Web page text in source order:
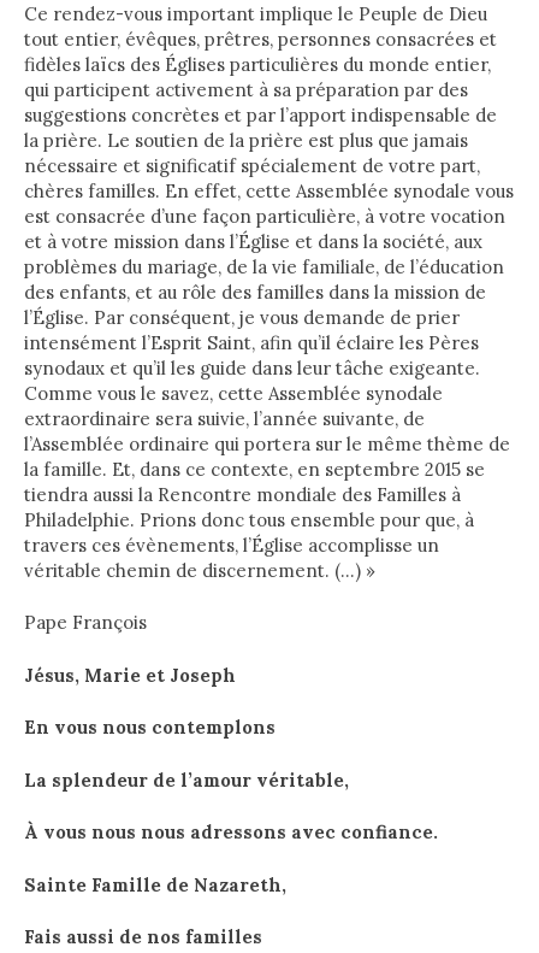
Ce rendez-vous important implique le Peuple de Dieu
tout entier, évêques, prêtres, personnes consacrées et
fidèles laïcs des Églises particulières du monde entier,
qui participent activement à sa préparation par des
suggestions concrètes et par l’apport indispensable de
la prière. Le soutien de la prière est plus que jamais
nécessaire et significatif spécialement de votre part,
chères familles. En effet, cette Assemblée synodale vous
est consacrée d’une façon particulière, à votre vocation
et à votre mission dans l’Église et dans la société, aux
problèmes du mariage, de la vie familiale, de l’éducation
des enfants, et au rôle des familles dans la mission de
l’Église. Par conséquent, je vous demande de prier
intensément l’Esprit Saint, afin qu’il éclaire les Pères
synodaux et qu’il les guide dans leur tâche exigeante.
Comme vous le savez, cette Assemblée synodale
extraordinaire sera suivie, l’année suivante, de
l’Assemblée ordinaire qui portera sur le même thème de
la famille. Et, dans ce contexte, en septembre 2015 se
tiendra aussi la Rencontre mondiale des Familles à
Philadelphie. Prions donc tous ensemble pour que, à
travers ces évènements, l’Église accomplisse un
véritable chemin de discernement. (…) »
Pape François
Jésus, Marie et Joseph
En vous nous contemplons
La splendeur de l’amour véritable,
À vous nous nous adressons avec confiance.
Sainte Famille de Nazareth,
Fais aussi de nos familles